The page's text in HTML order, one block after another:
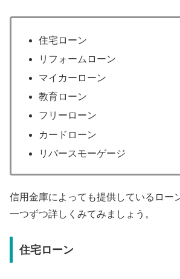
住宅ローン
リフォームローン
マイカーローン
教育ローン
フリーローン
カードローン
リバースモーゲージ
信用金庫によっても提供しているロー
一つずつ詳しくみてみましょう。
住宅ローン